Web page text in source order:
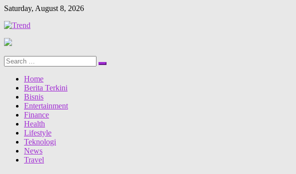
Saturday, August 8, 2026
Search
for:
Search
Home
Berita Terkini
Bisnis
Entertainment
Finance
Health
Lifestyle
Teknologi
News
Travel